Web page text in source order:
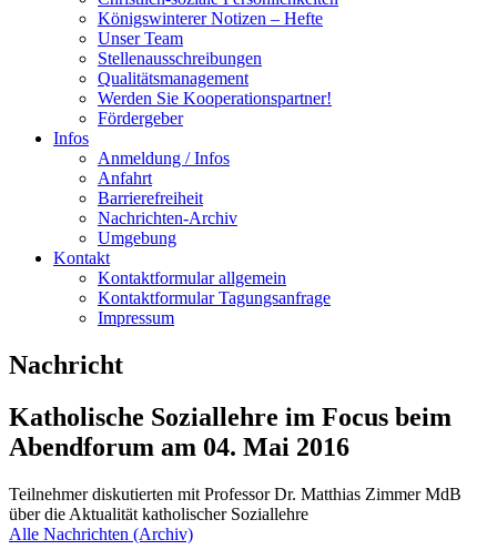
Königswinterer Notizen – Hefte
Unser Team
Stellenausschreibungen
Qualitätsmanagement
Werden Sie Kooperationspartner!
Fördergeber
Infos
Anmeldung / Infos
Anfahrt
Barrierefreiheit
Nachrichten-Archiv
Umgebung
Kontakt
Kontaktformular allgemein
Kontaktformular Tagungsanfrage
Impressum
Nachricht
Katholische Soziallehre im Focus beim
Abendforum am 04. Mai 2016
Teilnehmer diskutierten mit Professor Dr. Matthias Zimmer MdB
über die Aktualität katholischer Soziallehre
Alle Nachrichten (Archiv)